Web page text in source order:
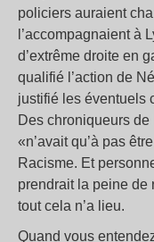
policiers auraient
l’accompagnaient à
d’extrême droite en
qualifié l’action de
justifié les éventuels
Des chroniqueurs
«n’avait qu’à pas
Racisme. Et
prendrait la peine de
tout cela n’a lieu.
Quand vous